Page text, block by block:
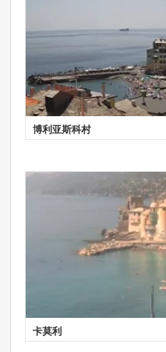
博利亚斯科村
卡莫利